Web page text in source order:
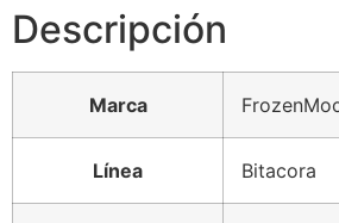
Descripción
Marca
Línea Bitacora